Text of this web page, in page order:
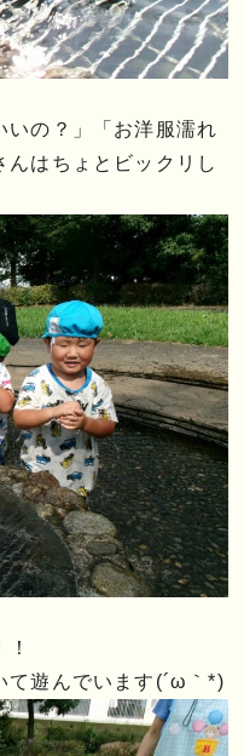
の？」「お洋服濡れ
はちょとビックリし
て遊んでいます(´ω｀*)